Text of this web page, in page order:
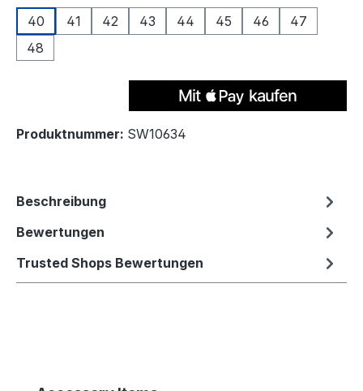
40
41 42 43 44 45 46
47
48
Produktnummer: SW10634
Beschreibung
Bewertungen
Trusted Shops Bewertungen